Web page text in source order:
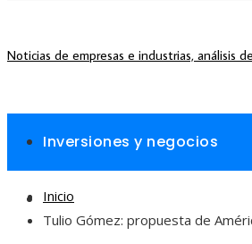
Noticias de empresas e industrias, análisis
Inversiones y negocios
Responsabilidad social
Inicio
Tulio Gómez: propuesta de